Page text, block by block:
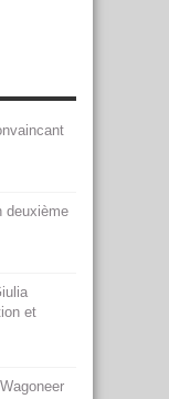
deuxième
et